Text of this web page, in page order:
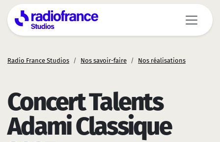
Aller au contenu principal
Radio France Studios Nos savoir-faire Nos réalisations
Concert Talents
Adami Classique